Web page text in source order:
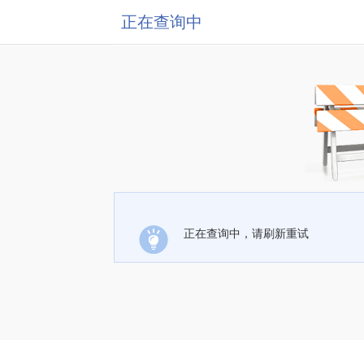
正在查询中
正在查询中，请刷新重试